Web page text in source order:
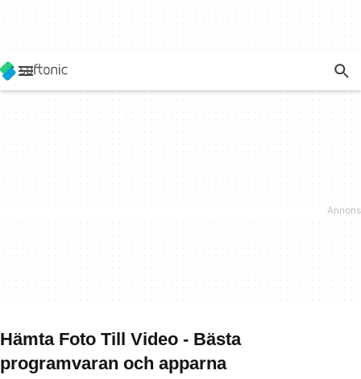
Hämta Foto Till Video - Bästa
programvaran och apparna